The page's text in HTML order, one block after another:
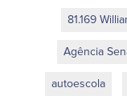
81.169
Agência
autoescola